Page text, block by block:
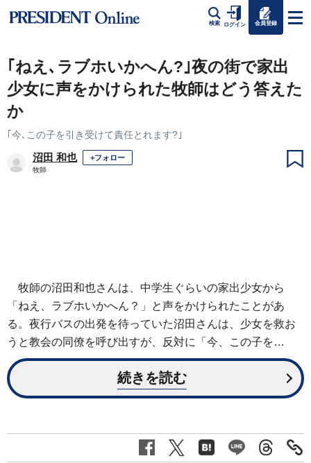
検索 ログイン 会員登録
｢ねえ､ラブホいかへん?｣夜の街で家出
少女に声をかけられた牧師はどう答えた
か
｢今､この子を引き受けて責任とれます?｣
沼田 和也 +フォロー
牧師
牧師の沼田和也さんは、中学生ぐらいの家出少女から
「ねえ、ラブホいかへん？」と声をかけられたことがあ
る。夜行バスの出発を待っていた沼田さんは、少女を救お
うと教会の同僚を呼び出すが、反対に「今、この子を…
続きを読む